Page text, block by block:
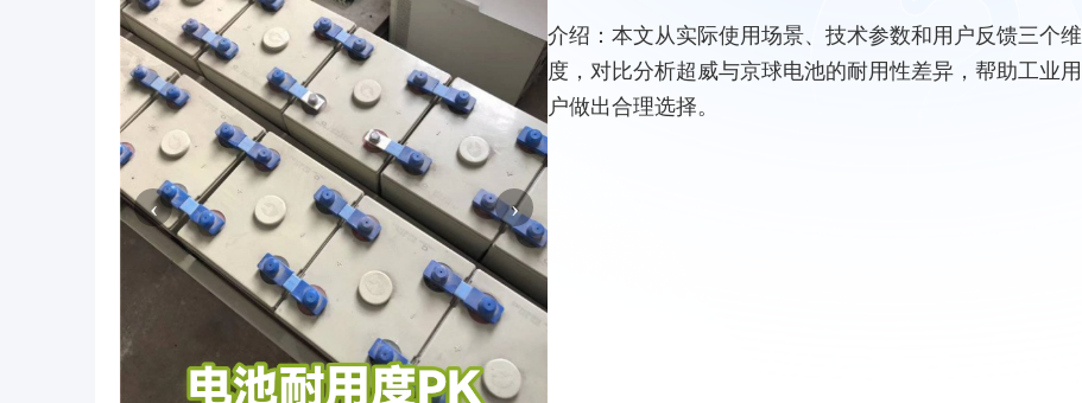
‹ ›
介绍： 本文从实际使用场景、技术参数和用户反馈三个维
度，对比分析超威与京球电池的耐用性差异，帮助工业用
户做出合理选择。